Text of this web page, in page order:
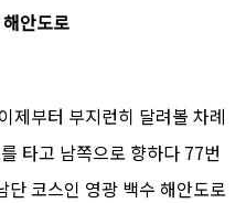
안도로
제부터 부지런히 달려볼 차례
타고 남쪽으로 향하다 77번
단 코스인 영광 백수 해안도로